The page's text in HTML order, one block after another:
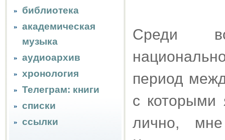
библиотека
академическая
музыка
аудиоархив
хронология
Телеграм: книги
списки
ссылки
Среди
период
с которыми
лично,